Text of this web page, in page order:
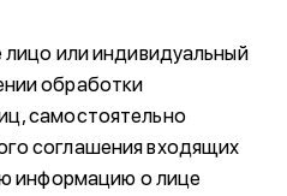
или индивидуальный
обработки
самостоятельно
соглашения входящих
информацию о лице